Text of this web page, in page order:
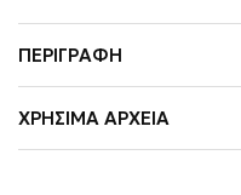
ΠΕΡΙΓΡΑΦΉ
ΧΡΉΣΙΜΑ ΑΡΧΕΊΑ